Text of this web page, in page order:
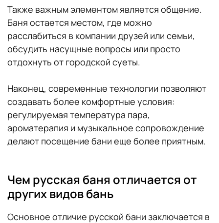
Также важным элементом является общение.
Баня остается местом, где можно
расслабиться в компании друзей или семьи,
обсудить насущные вопросы или просто
отдохнуть от городской суеты.
Наконец, современные технологии позволяют
создавать более комфортные условия:
регулируемая температура пара,
ароматерапия и музыкальное сопровождение
делают посещение бани еще более приятным.
Чем русская баня отличается от
других видов бань
Основное отличие русской бани заключается в